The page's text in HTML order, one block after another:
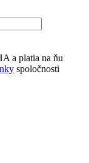
a platia na ňu
spoločnosti